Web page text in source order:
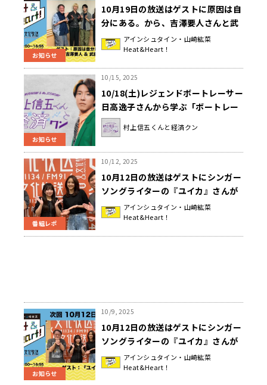
お知らせ
10月19日の放送はゲストに原因は自
分にある。から、吉澤要人さんと武
藤潤さんが登場！『アインシュタイ
ン・山崎紘菜 Heat&Heart!』
アインシュタイン・山崎紘菜
Heat&Heart！
お知らせ
10/15, 2025
10/18(土)レジェンドボートレーサー
日高逸子さんから学ぶ「ボートレー
ス」の世界！『村上信五くんと経済
クン』
村上信五くんと経済クン
番組レポ
10/12, 2025
10月12日の放送はゲストにシンガー
ソングライターの『ユイカ』さんが
登場！特別企画！「『ユイカ』の歌
詞&連想になりたい」『アインシュ
アインシュタイン・山崎紘菜
Heat&Heart！
お知らせ
10/9, 2025
10月12日の放送はゲストにシンガー
ソングライターの『ユイカ』さんが
登場！『アインシュタイン・山崎紘
菜 Heat&Heart!』
アインシュタイン・山崎紘菜
Heat&Heart！